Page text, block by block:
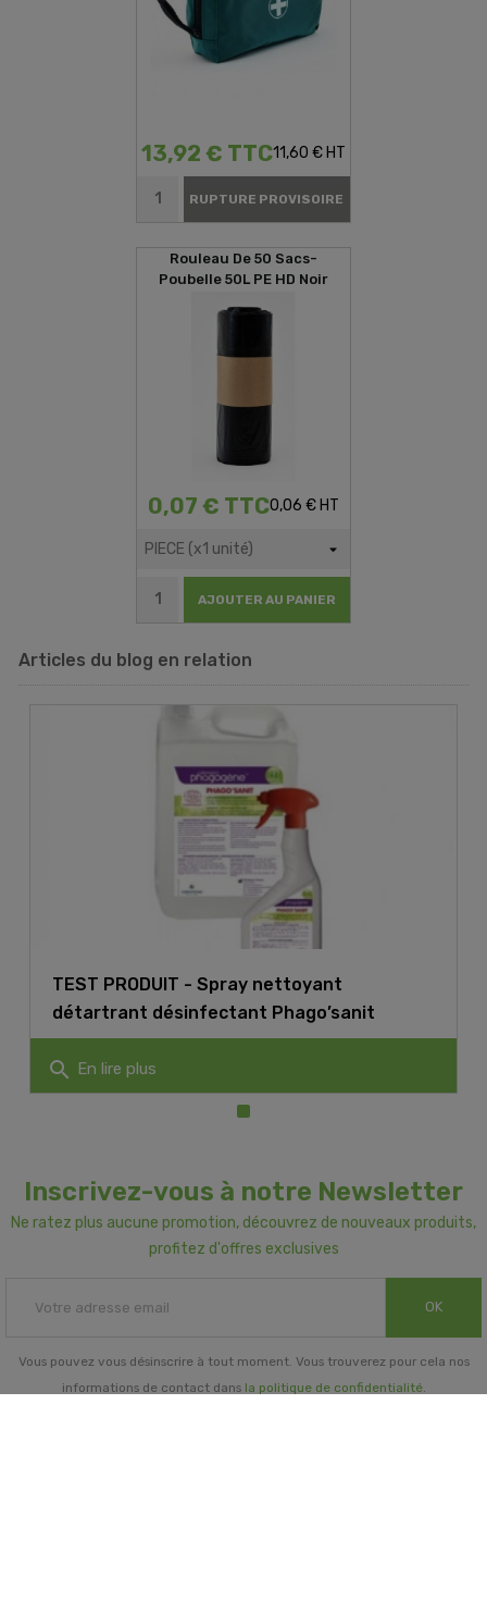
13,92 € TTC11,60 € HT
RUPTURE PROVISOIRE
Rouleau De 50 Sacs-
Poubelle 50L PE HD Noir
0,07 € TTC0,06 € HT
AJOUTER AU PANIER
Articles du blog en relation
TEST PRODUIT - Spray nettoyant
détartrant désinfectant Phago’sanit
search En lire plus
Inscrivez-vous à notre Newsletter
Ne ratez plus aucune promotion, découvrez de nouveaux produits,
profitez d'offres exclusives
OK
Vous pouvez vous désinscrire à tout moment. Vous trouverez pour cela nos
informations de contact dans la politique de confidentialité.